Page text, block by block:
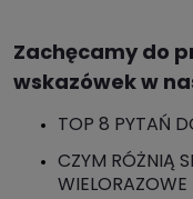
Zachęcamy do
wskazówek w
TOP 8 PYTAŃ
CZYM RÓŻNIĄ
WIELORAZOWE